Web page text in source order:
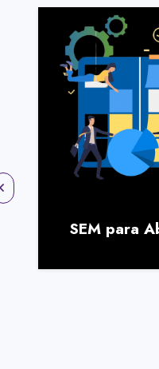
SEM para